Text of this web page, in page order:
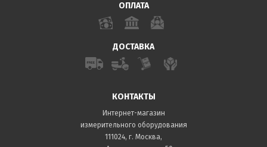
ОПЛАТА
ДОСТАВКА
КОНТАКТЫ
Интернет-магазин
измерительного оборудования
111024, г. Москва,